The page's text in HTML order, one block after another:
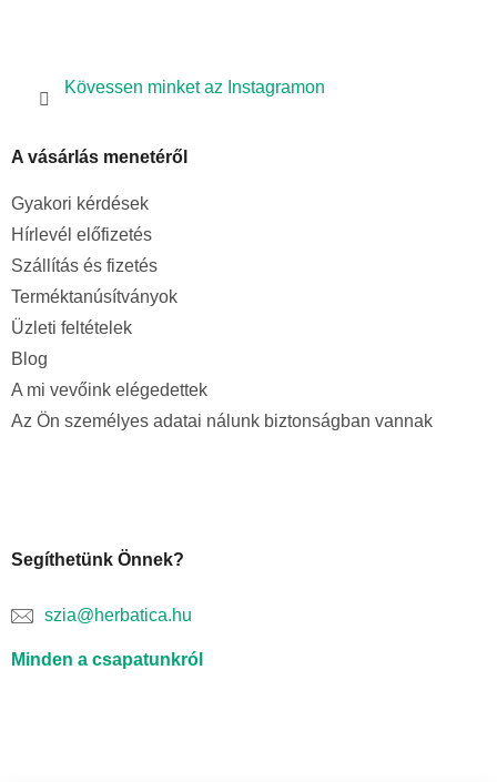
Kövessen minket az Instagramon
A vásárlás menetéről
Gyakori kérdések
Hírlevél előfizetés
Szállítás és fizetés
Terméktanúsítványok
Üzleti feltételek
Blog
A mi vevőink elégedettek
Az Ön személyes adatai nálunk biztonságban vannak
Segíthetünk Önnek?
szia@herbatica.hu
Minden a csapatunkról